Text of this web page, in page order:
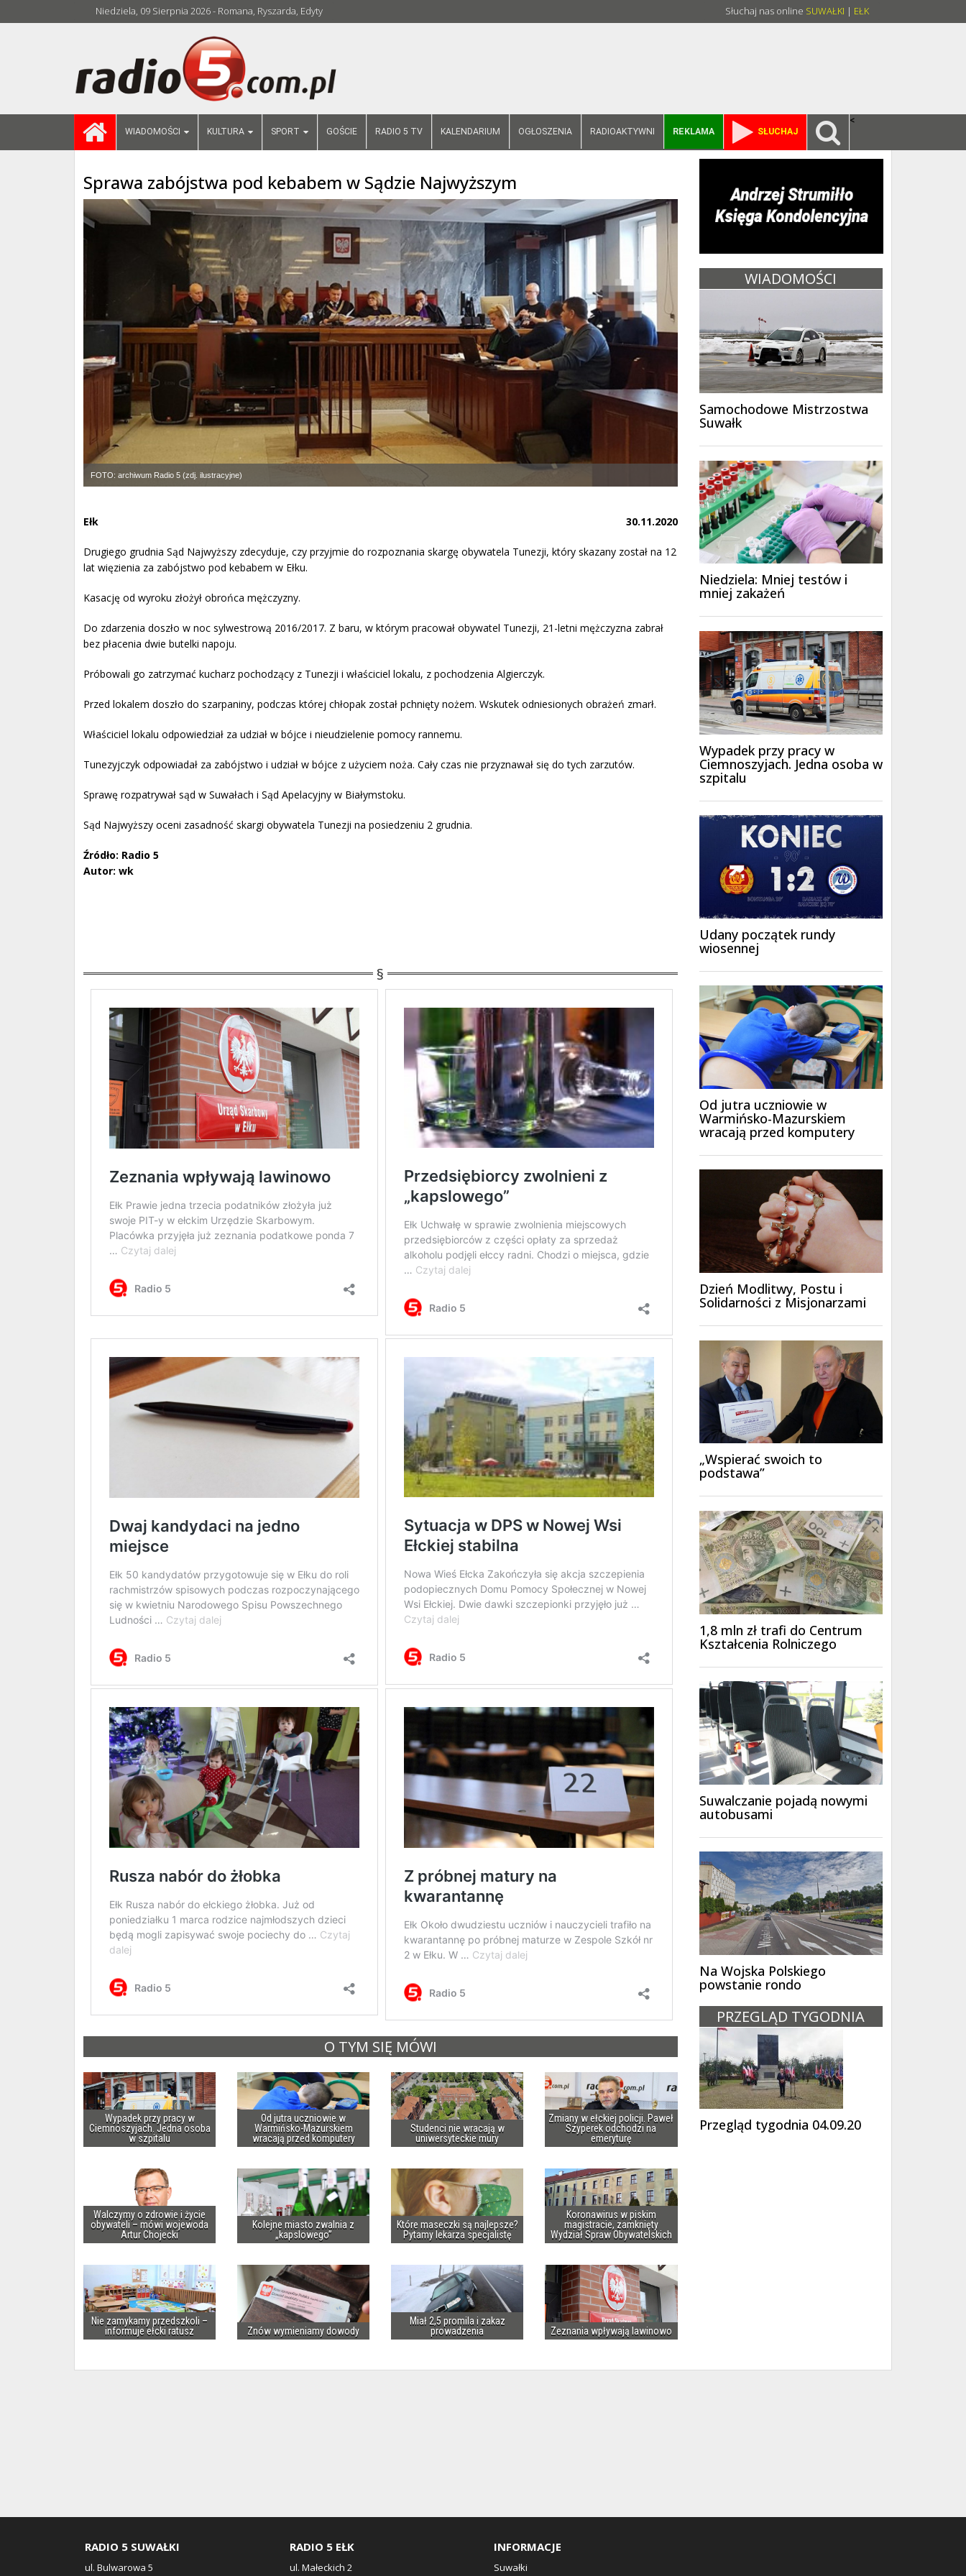
Niedziela, 09 Sierpnia 2026 - Romana, Ryszarda, Edyty Słuchaj nas online SUWAŁKI | EŁK
WIADOMOŚCI KULTURA SPORT GOŚCIE
<
RADIO 5 TV KALENDARIUM OGŁOSZENIA RADIOAKTYWNI REKLAMA SŁUCHAJ
Sprawa zabójstwa pod kebabem w Sądzie Najwyższym
FOTO: archiwum Radio 5 (zdj. ilustracyjne)
30.11.2020
Ełk
Drugiego grudnia Sąd Najwyższy zdecyduje, czy przyjmie do rozpoznania skargę obywatela Tunezji, który skazany został na 12
lat więzienia za zabójstwo pod kebabem w Ełku.
Kasację od wyroku złożył obrońca mężczyzny.
Do zdarzenia doszło w noc sylwestrową 2016/2017. Z baru, w którym pracował obywatel Tunezji, 21-letni mężczyzna zabrał
bez płacenia dwie butelki napoju.
Próbowali go zatrzymać kucharz pochodzący z Tunezji i właściciel lokalu, z pochodzenia Algierczyk.
Przed lokalem doszło do szarpaniny, podczas której chłopak został pchnięty nożem. Wskutek odniesionych obrażeń zmarł.
Właściciel lokalu odpowiedział za udział w bójce i nieudzielenie pomocy rannemu.
Tunezyjczyk odpowiadał za zabójstwo i udział w bójce z użyciem noża. Cały czas nie przyznawał się do tych zarzutów.
Sprawę rozpatrywał sąd w Suwałach i Sąd Apelacyjny w Białymstoku.
Sąd Najwyższy oceni zasadność skargi obywatela Tunezji na posiedzeniu 2 grudnia.
Źródło: Radio 5
Autor: wk
O TYM SIĘ MÓWI
Wypadek przy pracy w
Ciemnoszyjach. Jedna osoba
w szpitalu
Od jutra uczniowie w
Warmińsko-Mazurskiem
wracają przed komputery
Studenci nie wracają w
uniwersyteckie mury
Zmiany w ełckiej policji. Paweł
Szyperek odchodzi na
emeryturę
Walczymy o zdrowie i życie
obywateli – mówi wojewoda
Artur Chojecki
Kolejne miasto zwalnia z
„kapslowego”
Które maseczki są najlepsze?
Pytamy lekarza specjalistę
Koronawirus w piskim
magistracie, zamknięty
Wydział Spraw Obywatelskich
Nie zamykamy przedszkoli –
informuje ełcki ratusz
Znów wymieniamy dowody
Miał 2,5 promila i zakaz
prowadzenia
Zeznania wpływają lawinowo
WIADOMOŚCI
Samochodowe Mistrzostwa
Suwałk
Niedziela: Mniej testów i
mniej zakażeń
Wypadek przy pracy w
Ciemnoszyjach. Jedna osoba w
szpitalu
Udany początek rundy
wiosennej
Od jutra uczniowie w
Warmińsko-Mazurskiem
wracają przed komputery
Dzień Modlitwy, Postu i
Solidarności z Misjonarzami
„Wspierać swoich to
podstawa”
1,8 mln zł trafi do Centrum
Kształcenia Rolniczego
Suwalczanie pojadą nowymi
autobusami
Na Wojska Polskiego
powstanie rondo
PRZEGLĄD TYGODNIA
Przegląd tygodnia 04.09.20
RADIO 5 SUWAŁKI
ul. Bulwarowa 5
RADIO 5 EŁK
ul. Małeckich 2
INFORMACJE
Suwałki